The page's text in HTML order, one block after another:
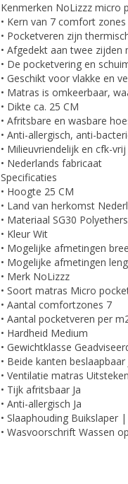
Kenmerken NoLizzz micro
• Kern van 7 comfort
• Pocketveren zijn
• Afgedekt aan twee zijden
• De pocketvering en
• Geschikt voor vlakke en
• Matras is omkeerbaar,
• Dikte ca. 25 CM
• Afritsbare en wasbare
• Anti-allergisch, anti-
• Milieuvriendelijk en cfk-
• Nederlands fabricaat
Specificaties
• Hoogte 25 CM
• Land van herkomst
• Materiaal SG30
• Kleur Wit
• Mogelijke afmetingen
• Mogelijke afmetingen
• Merk NoLizzz
• Soort matras Micro
• Aantal comfortzones 7
• Aantal pocketveren per
• Hardheid Medium
• Gewichtklasse
• Beide kanten beslaapbaar
• Ventilatie matras
• Tijk afritsbaar Ja
• Anti-allergisch Ja
• Slaaphouding Buikslaper
• Wasvoorschrift Wassen